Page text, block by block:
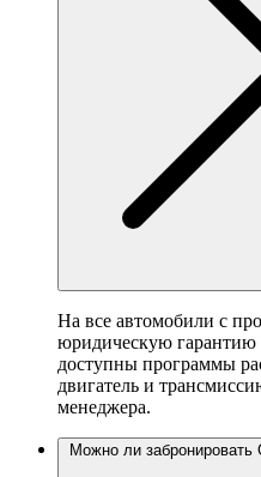
На все автомобили с
юридическую гарантию
доступны программы
двигатель и
менеджера.
Можно ли забронировать